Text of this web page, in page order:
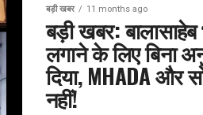
बड़ी खबर 11 months ago
बड़ी खबर:
लगाने के लिए बिना
दिया, MHADA और
नहीं!